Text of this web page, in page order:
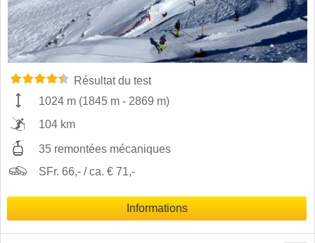
Résultat du test
1024 m (1845 m - 2869 m)
104 km
35 remontées mécaniques
SFr. 66,- / ca. € 71,-
Informations